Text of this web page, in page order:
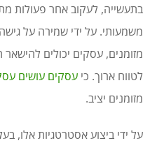
בתעשייה, לעקוב אחר פעולות
משמעותי. על ידי שמירה על
מזומנים, עסקים יכולים
לטווח ארוך. כי עסקים עושים
מזומנים יציב.
על ידי ביצוע אסטרטגיות אלו,